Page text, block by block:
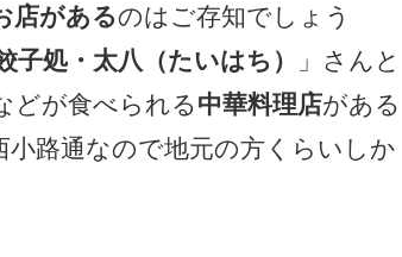
店があるのはご存知でしょう
子処・太八（たいはち）
」さんと
どが食べられる中華料理店がある
路通なので地元の方くらいしか